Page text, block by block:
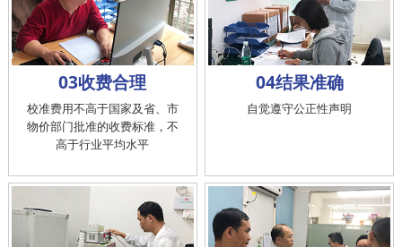
03收费合理
校准费用不高于国家及省、市
物价部门批准的收费标准，不
高于行业平均水平
04结果准确
自觉遵守公正性声明